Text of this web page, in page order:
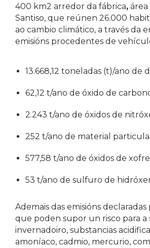
400 km2 arredor da fábrica, área
Santiso, que reúnen 26.000
ao cambio climático, a través da
emisións procedentes de
13.668,12 toneladas (t)/ano de
62,12 t/ano de óxido de
2.243 t/ano de óxidos de
252 t/ano de material
577,58 t/ano de óxidos de
53 t/ano de sulfuro de
Ademais das emisións
que poden supor un risco para a
invernadoiro, substancias
amoníaco, cadmio, mercurio,